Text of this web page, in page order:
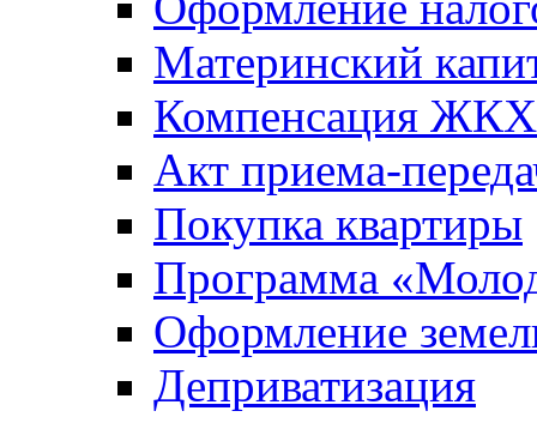
Материнский
Компенсация ЖКХ
Акт приема-
Покупка квартиры
Программа
Оформление
Деприватизация